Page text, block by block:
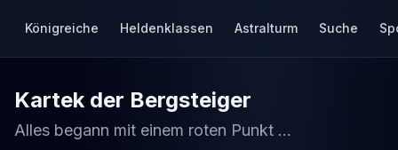
Königreiche Heldenklassen Astralturm Suche
Kartek der Bergsteiger
Alles begann mit einem roten Punkt ...